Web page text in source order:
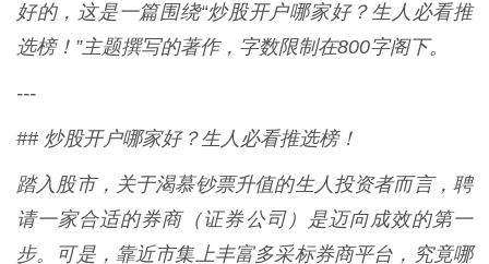
好的，这是一篇围绕“炒股开户哪家好？生人必看推
选榜！”主题撰写的著作，字数限制在800字阁下。
---
## 炒股开户哪家好？生人必看推选榜！
踏入股市，关于渴慕钞票升值的生人投资者而言，聘
请一家合适的券商（证券公司）是迈向成效的第一
步。可是，靠近市集上丰富多采标券商平台，究竟哪